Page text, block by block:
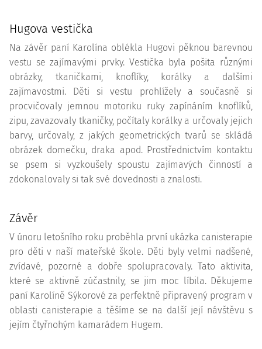
Hugova vestička
Na závěr paní Karolína oblékla Hugovi pěknou barevnou
vestu se zajímavými prvky. Vestička byla pošita různými
obrázky, tkaničkami, knoflíky, korálky a dalšími
zajímavostmi. Děti si vestu prohlížely a současně si
procvičovaly jemnou motoriku ruky zapínáním knoflíků,
zipu, zavazovaly tkaničky, počítaly korálky a určovaly jejich
barvy, určovaly, z jakých geometrických tvarů se skládá
obrázek domečku, draka apod. Prostřednictvím kontaktu
se psem si vyzkoušely spoustu zajímavých činností a
zdokonalovaly si tak své dovednosti a znalosti.
Závěr
V únoru letošního roku proběhla první ukázka canisterapie
pro děti v naší mateřské škole. Děti byly velmi nadšené,
zvídavé, pozorné a dobře spolupracovaly. Tato aktivita,
které se aktivně zúčastnily, se jim moc líbila. Děkujeme
paní Karolíně Sýkorové za perfektně připravený program v
oblasti canisterapie a těšíme se na další její návštěvu s
jejím čtyřnohým kamarádem Hugem.